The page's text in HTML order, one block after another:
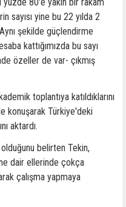
sayısı yine bu 22 yılda 2
şekilde güçlendirme
kattığımızda bu sayı
özeller de var- çıkmış
toplantıya katıldıklarını
konuşarak Türkiye'deki
aktardı.
belirten Tekin,
dair ellerinde çokça
çalışma yapmaya